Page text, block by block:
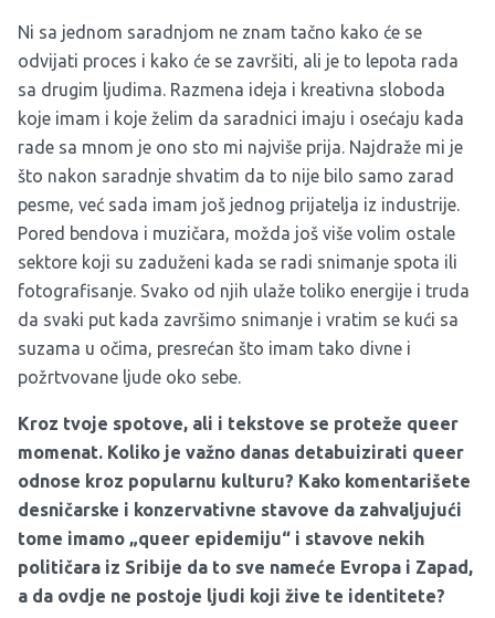
Ni sa jednom saradnjom ne znam tačno kako će se
odvijati proces i kako će se završiti, ali je to lepota rada
sa drugim ljudima. Razmena ideja i kreativna sloboda
koje imam i koje želim da saradnici imaju i osećaju kada
rade sa mnom je ono sto mi najviše prija. Najdraže mi je
što nakon saradnje shvatim da to nije bilo samo zarad
pesme, već sada imam još jednog prijatelja iz industrije.
Pored bendova i muzičara, možda još više volim ostale
sektore koji su zaduženi kada se radi snimanje spota ili
fotografisanje. Svako od njih ulaže toliko energije i truda
da svaki put kada završimo snimanje i vratim se kući sa
suzama u očima, presrećan što imam tako divne i
požrtvovane ljude oko sebe.
Kroz tvoje spotove, ali i tekstove se proteže queer
momenat. Koliko je važno danas detabuizirati queer
odnose kroz popularnu kulturu? Kako komentarišete
desničarske i konzervativne stavove da zahvaljujući
tome imamo „queer epidemiju“ i stavove nekih
političara iz Sribije da to sve nameće Evropa i Zapad,
a da ovdje ne postoje ljudi koji žive te identitete?